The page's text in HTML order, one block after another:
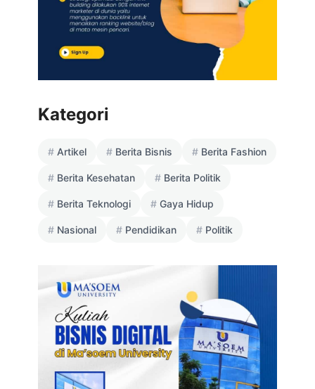
Kategori
Artikel Berita Bisnis Berita Fashion
Berita Kesehatan Berita Politik
Berita Teknologi Gaya Hidup
Nasional Pendidikan Politik